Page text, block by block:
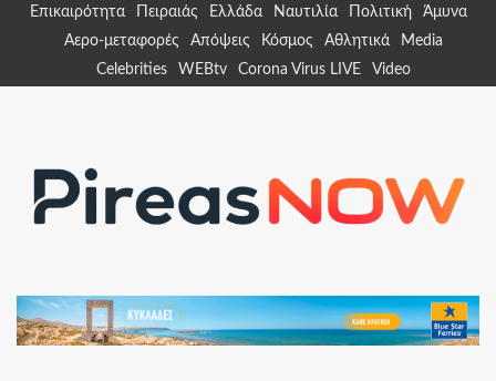
Επικαιρότητα Πειραιάς Ελλάδα Ναυτιλία Πολιτική
Άμυνα
Αερο-μεταφορές
Απόψεις Κόσμος Αθλητικά
Media
Celebrities
WEBtv Corona Virus LIVE Video